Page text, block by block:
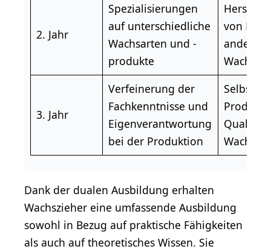
2. Jahr
Spezialisierungen
auf unterschiedliche
Wachsarten und -
produkte
von
anderen
3. Jahr
Verfeinerung der
Fachkenntnisse und
Eigenverantwortung
bei der Produktion
Dank der dualen Ausbildung erhalten
Wachszieher eine umfassende Ausbildung
sowohl in Bezug auf praktische Fähigkeiten
als auch auf theoretisches Wissen. Sie